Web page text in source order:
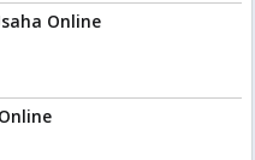
Online